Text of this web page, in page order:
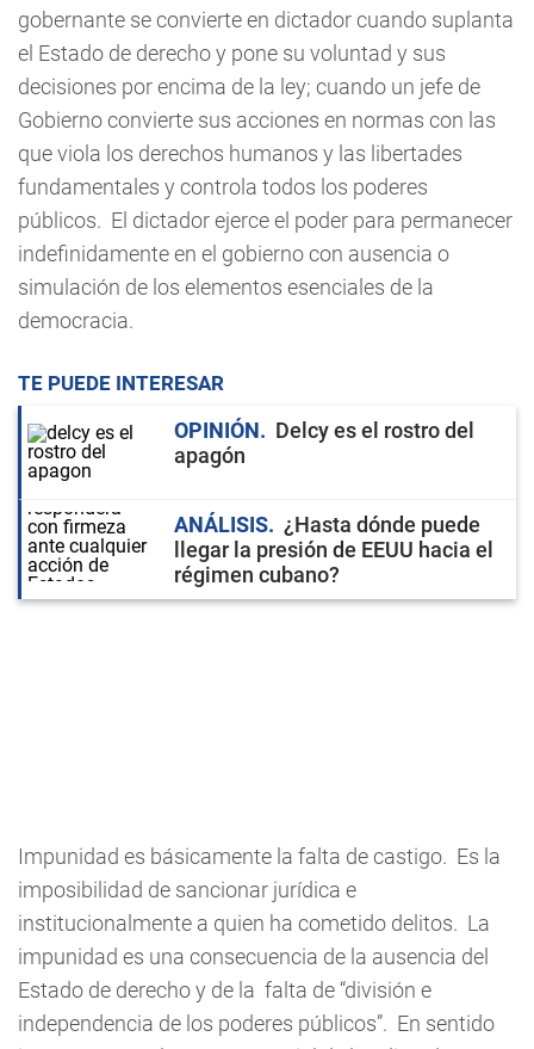
gobernante se convierte en dictador cuando suplanta
el Estado de derecho y pone su voluntad y sus
decisiones por encima de la ley; cuando un jefe de
Gobierno convierte sus acciones en normas con las
que viola los derechos humanos y las libertades
fundamentales y controla todos los poderes
públicos. El dictador ejerce el poder para permanecer
indefinidamente en el gobierno con ausencia o
simulación de los elementos esenciales de la
democracia.
TE PUEDE INTERESAR
OPINIÓN
Delcy es el rostro del
apagón
ANÁLISIS
¿Hasta dónde puede
llegar la presión de EEUU hacia el
régimen cubano?
Impunidad es básicamente la falta de castigo. Es la
imposibilidad de sancionar jurídica e
institucionalmente a quien ha cometido delitos. La
impunidad es una consecuencia de la ausencia del
Estado de derecho y de la falta de “división e
independencia de los poderes públicos”. En sentido